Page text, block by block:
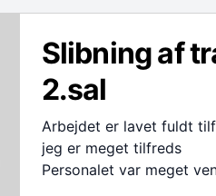
Slibning af
2.sal
Arbejdet er lavet fuldt
jeg er meget tilfreds
Personalet var meget